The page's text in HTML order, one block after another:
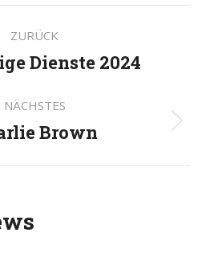
ZURÜCK
Vorheriger
Dienste 2024
NÄCHSTES
Nächster
Brown